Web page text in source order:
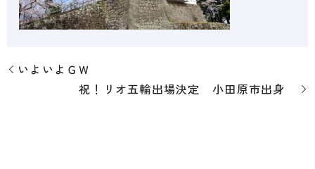
いよいよＧＷ
祝！リオ五輪出場決定 小田原市出身